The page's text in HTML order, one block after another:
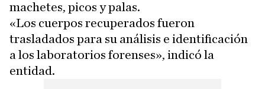
machetes, picos y palas.
«Los cuerpos recuperados fueron
trasladados para su análisis e identificación
a los laboratorios forenses», indicó la
entidad.